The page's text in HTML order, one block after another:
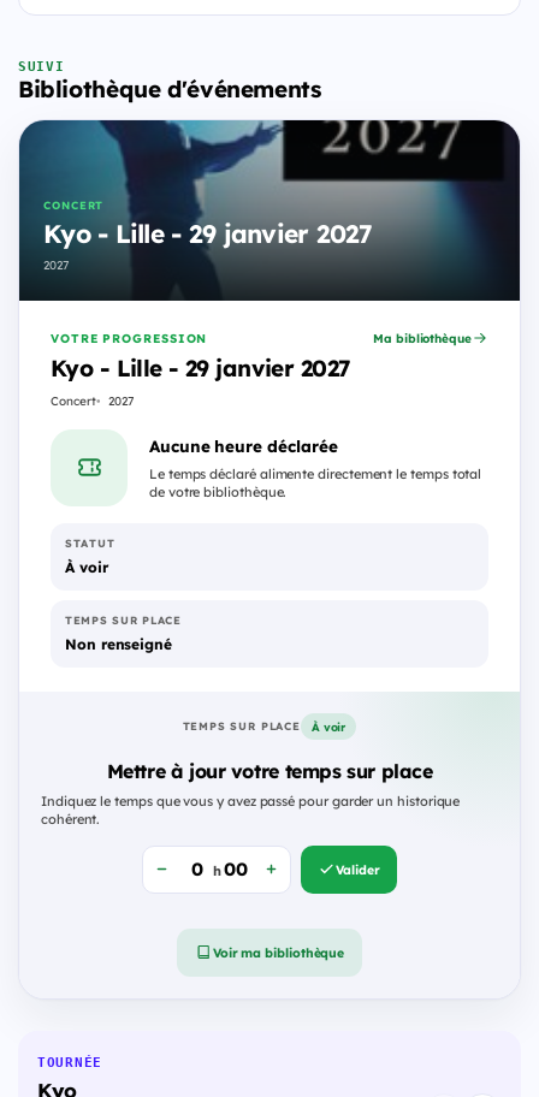
SUIVI
Bibliothèque d'événements
CONCERT
Kyo - Lille - 29 janvier 2027
2027
VOTRE PROGRESSION
Kyo - Lille - 29 janvier 2027
Concert 2027
Ma bibliothèque
Aucune heure déclarée
Le temps déclaré alimente directement le temps total
de votre bibliothèque.
STATUT
À voir
TEMPS SUR PLACE
Non renseigné
TEMPS SUR PLACE À voir
Mettre à jour votre temps sur place
Indiquez le temps que vous y avez passé pour garder un historique
cohérent.
h Valider
Voir ma bibliothèque
TOURNÉE
Kyo